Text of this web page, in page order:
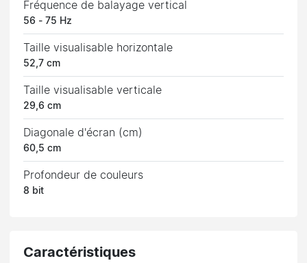
Fréquence de balayage vertical
56 - 75 Hz
Taille visualisable horizontale
52,7 cm
Taille visualisable verticale
29,6 cm
Diagonale d'écran (cm)
60,5 cm
Profondeur de couleurs
8 bit
Caractéristiques